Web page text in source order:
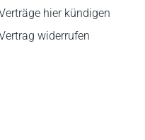
hier kündigen
widerrufen